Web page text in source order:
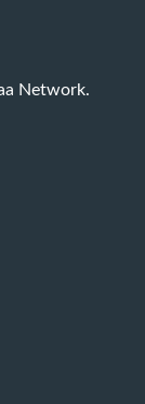
Network.